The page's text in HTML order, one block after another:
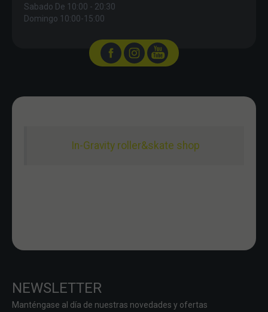
In-Gravity roller&skate shop
Sabado De 10:00 - 20:30
Domingo 10:00-15:00
NEWSLETTER
Manténgase al día de nuestras novedades y ofertas